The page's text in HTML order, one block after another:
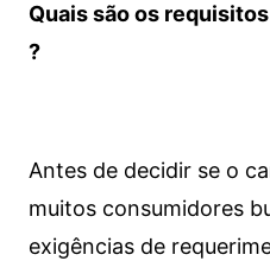
Quais são os
?
Antes de decidir se o
muitos consumidores
exigências de